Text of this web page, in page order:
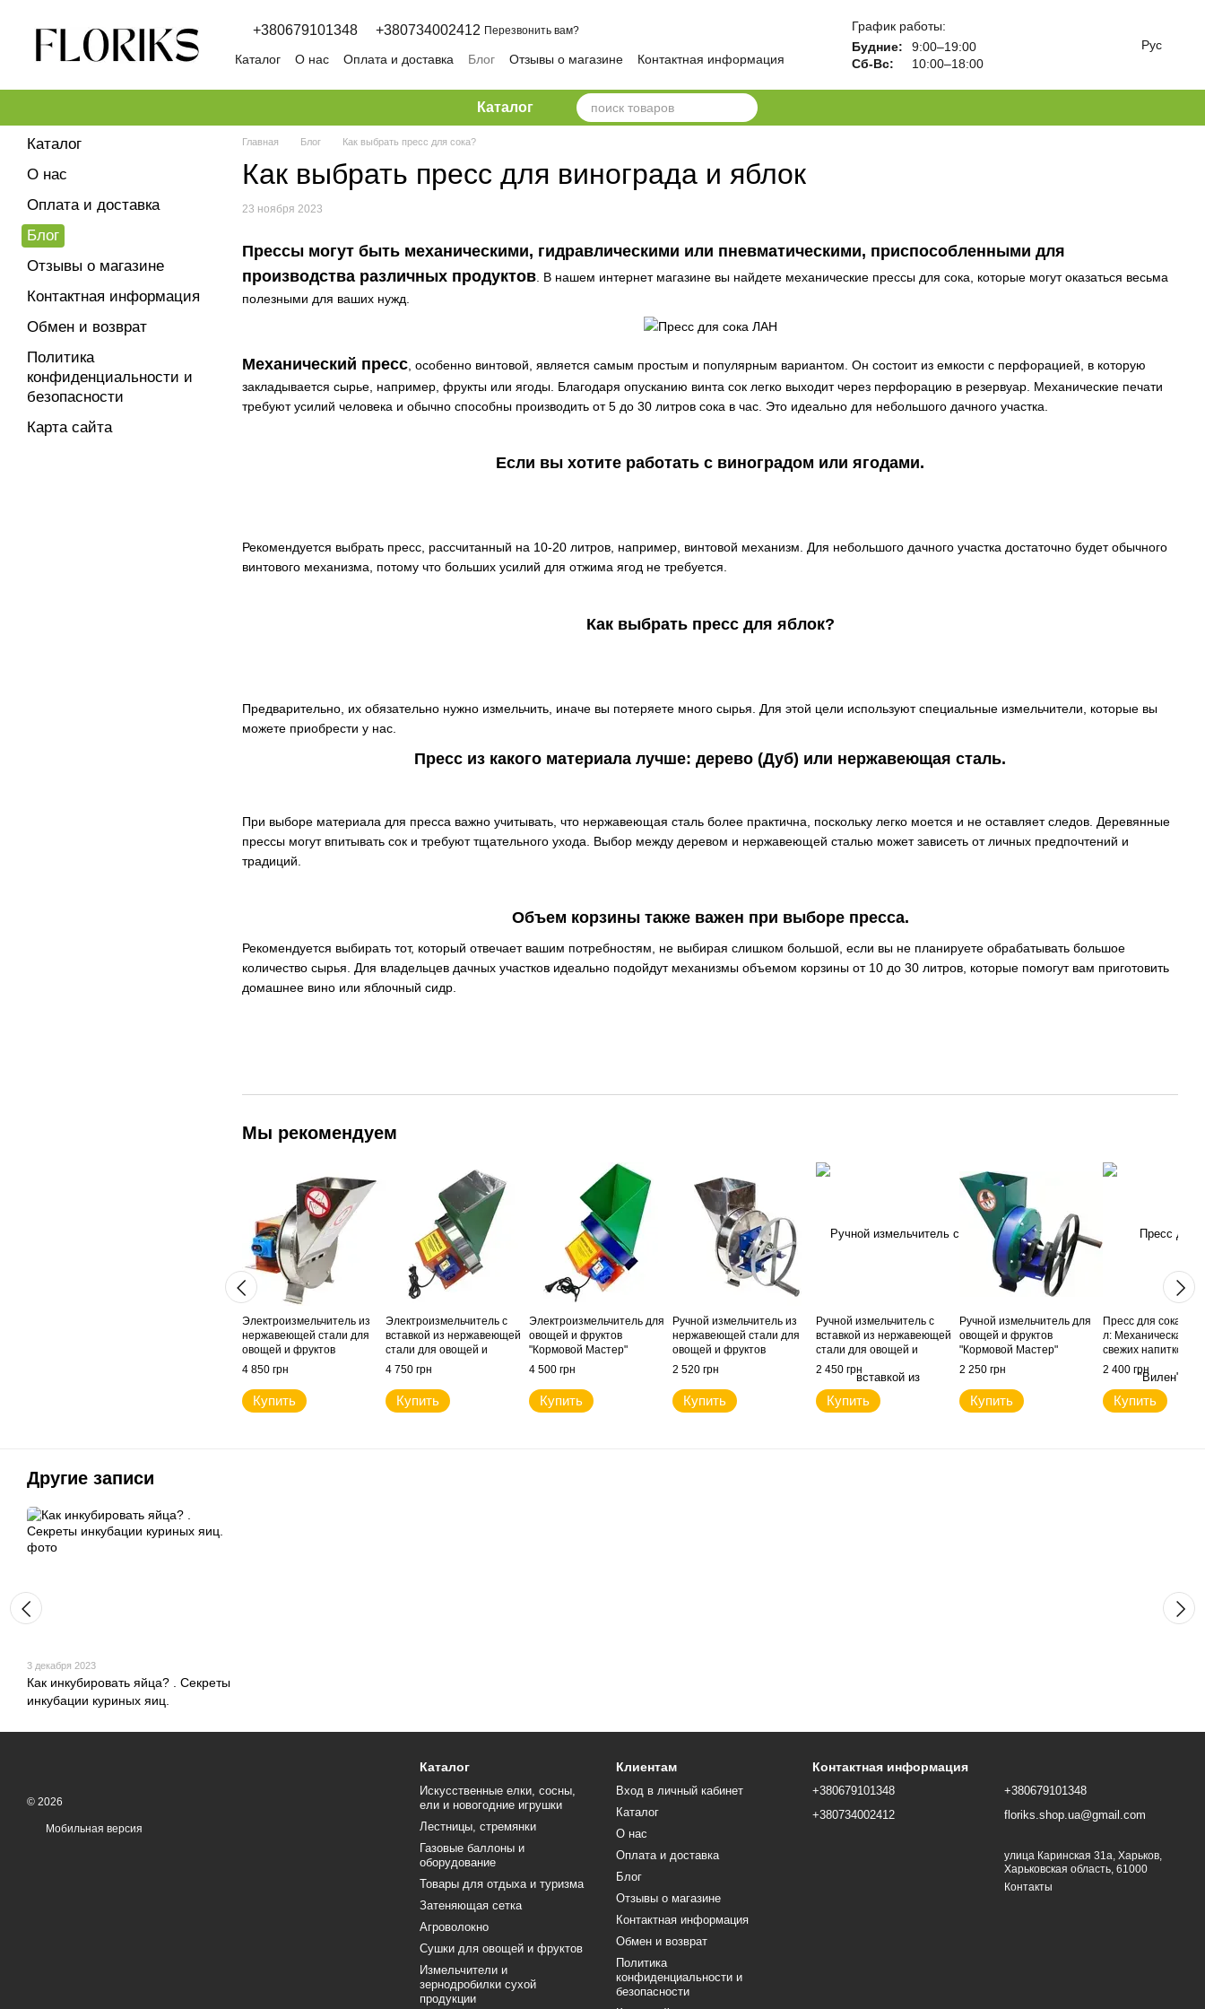
+380679101348 +380734002412 Перезвонить вам?
Каталог О нас Оплата и доставка Блог Отзывы о магазине
Контактная информация
График работы:
Будние:
9:00–19:00
Сб-Вс:
10:00–18:00
Рус
Каталог
Главная Блог Как выбрать пресс для сока?
Как выбрать пресс для винограда и яблок
23 ноября 2023
Прессы могут быть механическими, гидравлическими или пневматическими, приспособленными для
производства различных продуктов. В нашем интернет магазине вы найдете механические прессы для сока, которые могут оказаться весьма
полезными для ваших нужд.
Механический пресс , особенно винтовой, является самым простым и популярным вариантом. Он состоит из емкости с перфорацией, в которую
закладывается сырье, например, фрукты или ягоды. Благодаря опусканию винта сок легко выходит через перфорацию в резервуар. Механические печати
требуют усилий человека и обычно способны производить от 5 до 30 литров сока в час. Это идеально для небольшого дачного участка.
Если вы хотите работать с виноградом или ягодами.
Рекомендуется выбрать пресс, рассчитанный на 10-20 литров, например, винтовой механизм. Для небольшого дачного участка достаточно будет обычного
винтового механизма, потому что больших усилий для отжима ягод не требуется.
Как выбрать пресс для яблок?
Предварительно, их обязательно нужно измельчить, иначе вы потеряете много сырья. Для этой цели используют специальные измельчители, которые вы
можете приобрести у нас.
Пресс из какого материала лучше: дерево (Дуб) или нержавеющая сталь.
При выборе материала для пресса важно учитывать, что нержавеющая сталь более практична, поскольку легко моется и не оставляет следов. Деревянные
прессы могут впитывать сок и требуют тщательного ухода. Выбор между деревом и нержавеющей сталью может зависеть от личных предпочтений и
традиций.
Объем корзины также важен при выборе пресса.
Рекомендуется выбирать тот, который отвечает вашим потребностям, не выбирая слишком большой, если вы не планируете обрабатывать большое
количество сырья. Для владельцев дачных участков идеально подойдут механизмы объемом корзины от 10 до 30 литров, которые помогут вам приготовить
домашнее вино или яблочный сидр.
Мы рекомендуем
Электроизмельчитель из
нержавеющей стали для
овощей и фруктов
"Кормовой Мастер"
4 850 грн
Купить
Электроизмельчитель с
вставкой из нержавеющей
стали для овощей и
фруктов "Кормовой Мастер"
4 750 грн
Купить
Электроизмельчитель для
овощей и фруктов
"Кормовой Мастер"
4 500 грн
Купить
Ручной измельчитель из
нержавеющей стали для
овощей и фруктов
"Кормовой Мастер"
2 520 грн
Купить
Ручной измельчитель с
вставкой из нержавеющей
стали для овощей и
фруктов "Кормовой Мастер"
2 450 грн
Купить
Ручной измельчитель для
овощей и фруктов
"Кормовой Мастер"
2 250 грн
Купить
Пресс для сока
л: Механическая
свежих напитков
2 400 грн
Купить
Каталог
О нас
Оплата и доставка
Блог
Отзывы о магазине
Контактная информация
Обмен и возврат
Политика
конфиденциальности и
безопасности
Карта сайта
Другие записи
3 декабря 2023
Как инкубировать яйца? . Секреты
инкубации куриных яиц.
© 2026
Мобильная версия
Каталог
Искусственные елки, сосны,
ели и новогодние игрушки
Лестницы, стремянки
Газовые баллоны и
оборудование
Товары для отдыха и туризма
Затеняющая сетка
Агроволокно
Сушки для овощей и фруктов
Измельчители и
зернодробилки сухой
продукции
Клиентам
Вход в личный кабинет
Каталог
О нас
Оплата и доставка
Блог
Отзывы о магазине
Контактная информация
Обмен и возврат
Политика
конфиденциальности и
безопасности
Контактная информация
+380679101348
+380734002412
+380679101348
floriks.shop.ua@gmail.com
улица Каринская 31а, Харьков,
Харьковская область, 61000
Контакты